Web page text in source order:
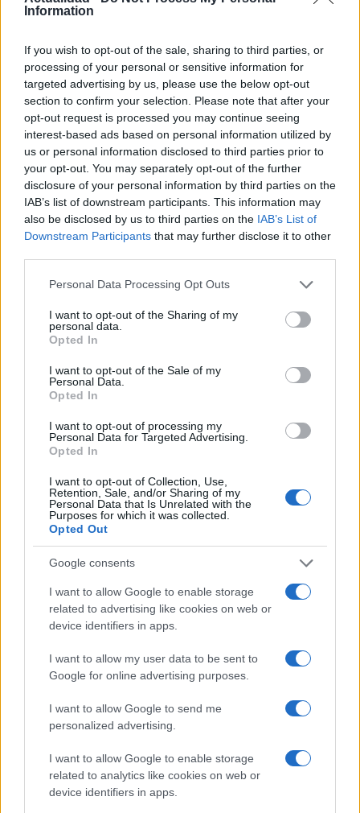
Information
If you wish to opt-out of the sale, sharing to third parties, or
processing of your personal or sensitive information for
targeted advertising by us, please use the below opt-out
section to confirm your selection. Please note that after your
opt-out request is processed you may continue seeing
interest-based ads based on personal information utilized by
us or personal information disclosed to third parties prior to
your opt-out. You may separately opt-out of the further
disclosure of your personal information by third parties on the
IAB’s list of downstream participants. This information may
also be disclosed by us to third parties on the IAB’s List of
Downstream Participants that may further disclose it to other
Please note that this website/app uses one or more Google
not limited to your visit or usage behaviour. You may click to
grant or deny consent to Google and its third-party tags to
use your data for below specified purposes in below Google
consent section.
Personal Data Processing Opt Outs
I want to opt-out of the Sharing of my
personal data.
Opted In
I want to opt-out of the Sale of my
Personal Data.
Opted In
I want to opt-out of processing my
Personal Data for Targeted Advertising.
Opted In
I want to opt-out of Collection, Use,
Retention, Sale, and/or Sharing of my
Personal Data that Is Unrelated with the
Purposes for which it was collected.
Opted Out
Google consents
I want to allow Google to enable storage
related to advertising like cookies on web or
device identifiers in apps.
I want to allow my user data to be sent to
Google for online advertising purposes.
I want to allow Google to send me
personalized advertising.
I want to allow Google to enable storage
related to analytics like cookies on web or
device identifiers in apps.
CIENCIA Y TECNOLOGÍA
Ética en IA: marcos, riesgos y
mitigaciones aplicadas
La inteligencia artificial ética es fundamental para un…
CIENCIA Y TECNOLOGÍA
Guía para definir intereses y
competencias en carreras STEAM
Identifica tus intereses y competencias en datos, IA,…
CIENCIA Y TECNOLOGÍA
Protocolos de seguridad ocular y